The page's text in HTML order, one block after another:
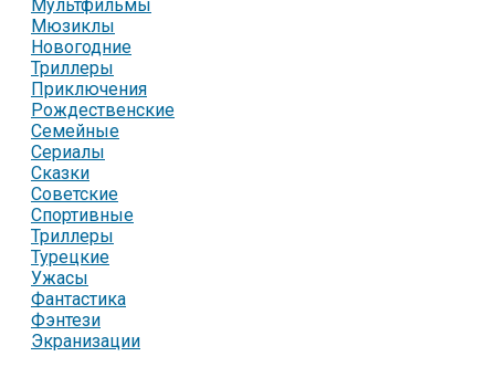
Мультфильмы
Мюзиклы
Новогодние
Триллеры
Приключения
Рождественские
Семейные
Сериалы
Сказки
Советские
Спортивные
Триллеры
Турецкие
Ужасы
Фантастика
Фэнтези
Экранизации